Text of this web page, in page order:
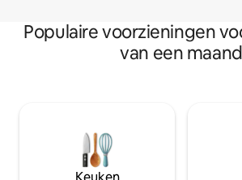
Populaire voorzieningen
van een maand